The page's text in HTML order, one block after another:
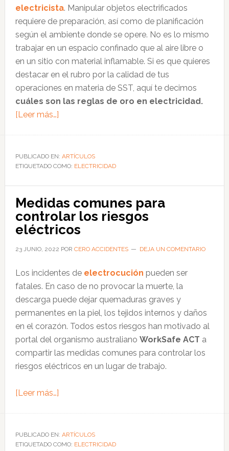
electricista. Manipular objetos electrificados
requiere de preparación, así como de planificación
según el ambiente donde se opere. No es lo mismo
trabajar en un espacio confinado que al aire libre o
en un sitio con material inflamable. Si es que quieres
destacar en el rubro por la calidad de tus
operaciones en materia de SST, aquí te decimos
cuáles son las reglas de oro en electricidad.
[Leer más…]acerca
reglas
de
trabajos
eléctricos
PUBLICADO EN: ARTÍCULOS
ETIQUETADO COMO: ELECTRICIDAD
Medidas comunes para
controlar los riesgos
eléctricos
23 JUNIO, 2022 POR CERO ACCIDENTES DEJA UN COMENTARIO
Los incidentes de electrocución pueden ser
fatales. En caso de no provocar la muerte, la
descarga puede dejar quemaduras graves y
permanentes en la piel, los tejidos internos y daños
en el corazón. Todos estos riesgos han motivado al
portal del organismo australiano WorkSafe ACT a
compartir las medidas comunes para controlar los
riesgos eléctricos en un lugar de trabajo.
[Leer más…]acerca
comunes
para
PUBLICADO EN: ARTÍCULOS
ETIQUETADO COMO: ELECTRICIDAD